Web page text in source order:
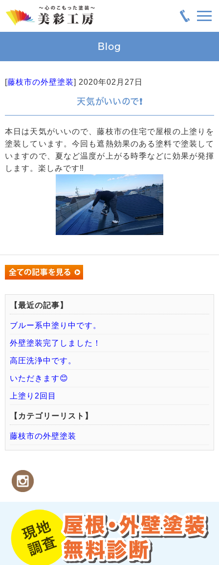
Blog
[藤枝市の外壁塗装] 2020年02月27日
天気がいいので❗
本日は天気がいいので、藤枝市の住宅で屋根の上塗りを
塗装しています。今回も遮熱効果のある塗料で塗装して
いますので、夏など温度が上がる時季などに効果が発揮
します。楽しみです‼️
【最近の記事】
ブルー系中塗り中です。
外壁塗装完了しました！
高圧洗浄中です。
いただきます😊
上塗り2回目
【カテゴリーリスト】
藤枝市の外壁塗装